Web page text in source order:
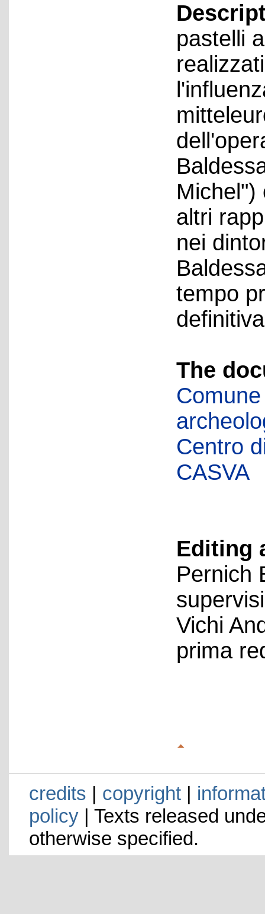
pastelli
Michel")
altri
nei
tempo
The
Centro
CASVA
Editing
Pernich
Vichi
prima
credits | copyright|
policy| Texts released
otherwise specified.